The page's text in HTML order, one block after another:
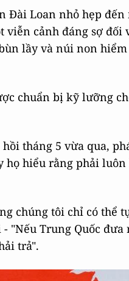
Đài Loan nhỏ hẹp đến
viễn cảnh đáng sợ đối
lầy và núi non
chuẩn bị kỹ lưỡng
tháng 5 vừa qua,
họ hiểu rằng phải
chúng tôi chỉ có thể
"Nếu Trung Quốc đưa
trả".